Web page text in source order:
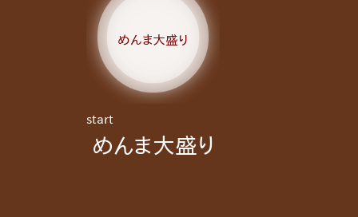
めんま大盛り
start
めんま大盛り